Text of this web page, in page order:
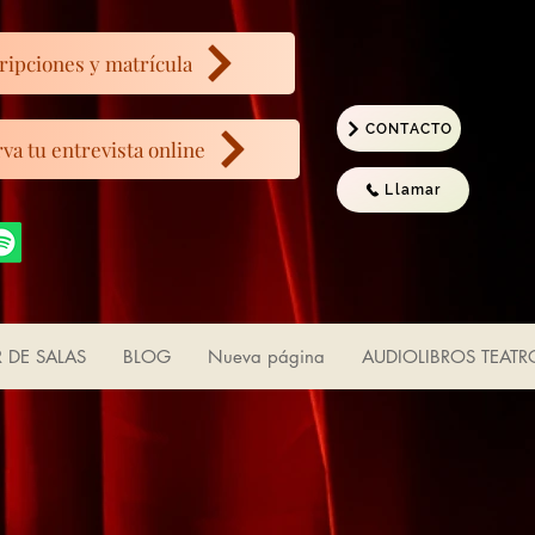
tu entrevista online
Llamar
CONTACTO
y matrícula
DE SALAS BLOG Nueva página AUDIOLIBROS